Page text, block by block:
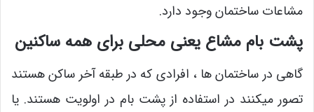
مشاعات ساختمان وجود دارد.
پشت بام مشاع یعنی محلی برای همه ساکنین
گاهی در ساختمان ها ، افرادی که در طبقه آخر ساکن هستند
تصور میکنند در استفاده از پشت بام در اولویت هستند. یا